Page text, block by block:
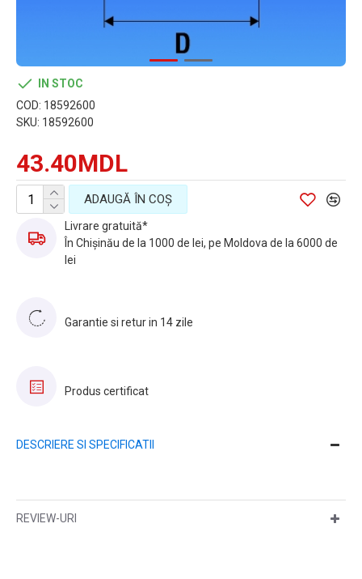
43.40MDL
IN STOC
COD: 18592600
SKU: 18592600
ADAUGĂ ÎN COŞ
Livrare gratuită*
În Chișinău de la 1000 de lei, pe Moldova de la 6000 de
lei
Garantie si retur in 14 zile
Produs certificat
DESCRIERE SI SPECIFICATII
REVIEW-URI